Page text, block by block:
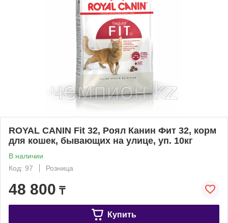
ROYAL CANIN Fit 32, Роял Канин Фит 32, корм
для кошек, бывающих на улице, уп. 10кг
В наличии
Код: 97
Розница
48 800 ₸
Купить